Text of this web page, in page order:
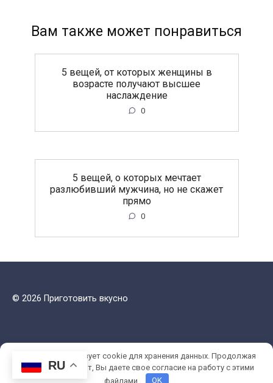
Вам также может понравиться
5 вещей, от которых женщины в
возрасте получают высшее
наслаждение
0
5 вещей, о которых мечтает
разлюбивший мужчина, но не скажет
прямо
0
© 2026 Приготовить вкусно
RU
Этот сайт использует cookie для хранения данных. Продолжая
использовать сайт, Вы даете свое согласие на работу с этими
файлами.
OK